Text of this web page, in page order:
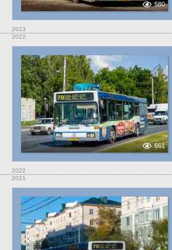
580
2023
2022
661
2022
2021